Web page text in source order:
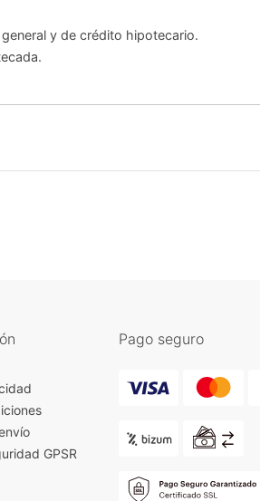
y de crédito hipotecario.
GPSR
Pago seguro